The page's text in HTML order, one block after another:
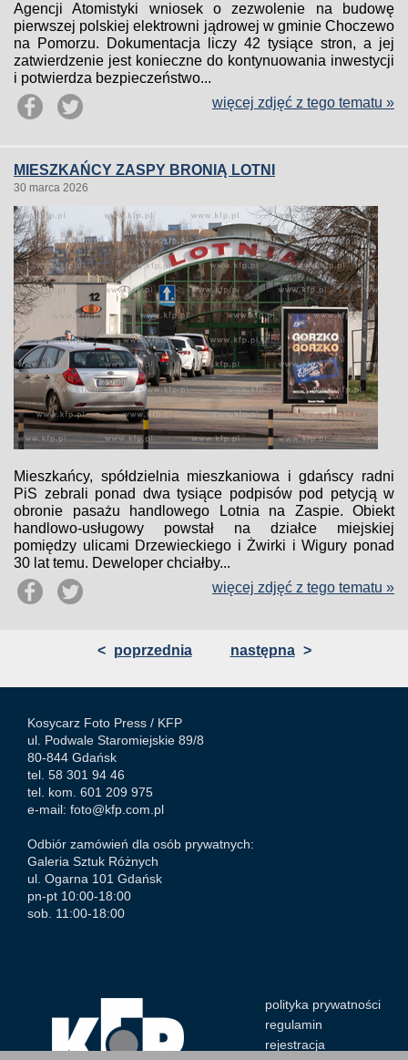
Agencji Atomistyki wniosek o zezwolenie na budowę
pierwszej polskiej elektrowni jądrowej w gminie Choczewo
na Pomorzu. Dokumentacja liczy 42 tysiące stron, a jej
zatwierdzenie jest konieczne do kontynuowania inwestycji
i potwierdza bezpieczeństwo...
więcej zdjęć z tego tematu »
MIESZKAŃCY ZASPY BRONIĄ LOTNI
30 marca 2026
Mieszkańcy, spółdzielnia mieszkaniowa i gdańscy radni
PiS zebrali ponad dwa tysiące podpisów pod petycją w
obronie pasażu handlowego Lotnia na Zaspie. Obiekt
handlowo-usługowy powstał na działce miejskiej
pomiędzy ulicami Drzewieckiego i Żwirki i Wigury ponad
30 lat temu. Deweloper chciałby...
więcej zdjęć z tego tematu »
< poprzednia następna >
Kosycarz Foto Press / KFP
ul. Podwale Staromiejskie 89/8
80-844 Gdańsk
tel. 58 301 94 46
tel. kom. 601 209 975
e-mail: foto@kfp.com.pl
Odbiór zamówień dla osób prywatnych:
Galeria Sztuk Różnych
ul. Ogarna 101 Gdańsk
pn-pt 10:00-18:00
sob. 11:00-18:00
polityka prywatności
regulamin
rejestracja